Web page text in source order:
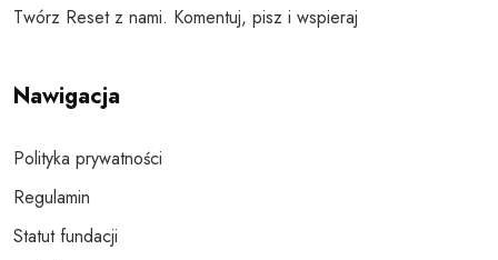
Twórz Reset z nami. Komentuj, pisz i wspieraj
Nawigacja
Polityka prywatności
Regulamin
Statut fundacji